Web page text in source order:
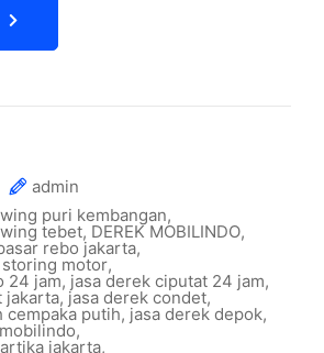
admin
puri kembangan,
tebet, DEREK MOBILINDO,
rebo jakarta,
motor,
24 jam, jasa derek ciputat 24 jam,
jakarta, jasa derek condet,
cempaka putih, jasa derek depok,
,
jakarta,